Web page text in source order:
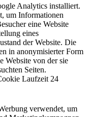
Analytics installiert.
um Informationen
eine Website
eines
der Website. Die
in anonymisierter Form
Website von der sie
Seiten.
Laufzeit 24
verwendet, um